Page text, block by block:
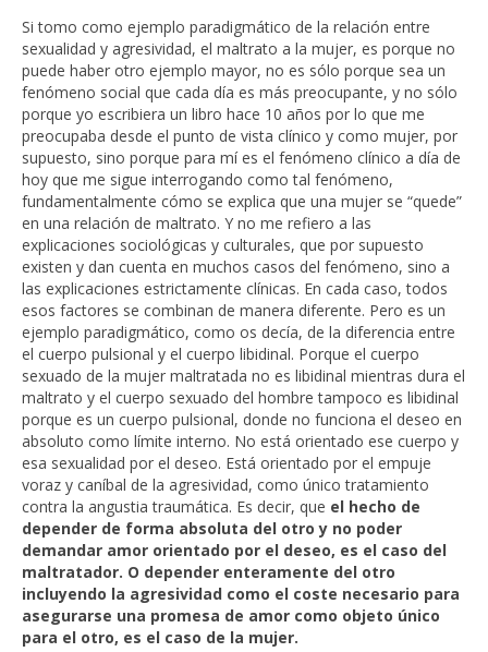
Si tomo como ejemplo paradigmático de la relación entre
sexualidad y agresividad, el maltrato a la mujer, es porque no
puede haber otro ejemplo mayor, no es sólo porque sea un
fenómeno social que cada día es más preocupante, y no sólo
porque yo escribiera un libro hace 10 años por lo que me
preocupaba desde el punto de vista clínico y como mujer, por
supuesto, sino porque para mí es el fenómeno clínico a día de
hoy que me sigue interrogando como tal fenómeno,
fundamentalmente cómo se explica que una mujer se “quede”
en una relación de maltrato. Y no me refiero a las
explicaciones sociológicas y culturales, que por supuesto
existen y dan cuenta en muchos casos del fenómeno, sino a
las explicaciones estrictamente clínicas. En cada caso, todos
esos factores se combinan de manera diferente. Pero es un
ejemplo paradigmático, como os decía, de la diferencia entre
el cuerpo pulsional y el cuerpo libidinal. Porque el cuerpo
sexuado de la mujer maltratada no es libidinal mientras dura el
maltrato y el cuerpo sexuado del hombre tampoco es libidinal
porque es un cuerpo pulsional, donde no funciona el deseo en
absoluto como límite interno. No está orientado ese cuerpo y
esa sexualidad por el deseo. Está orientado por el empuje
voraz y caníbal de la agresividad, como único tratamiento
contra la angustia traumática. Es decir, que el hecho de
depender de forma absoluta del otro y no poder
demandar amor orientado por el deseo, es el caso del
maltratador. O depender enteramente del otro
incluyendo la agresividad como el coste necesario para
asegurarse una promesa de amor como objeto único
para el otro, es el caso de la mujer.